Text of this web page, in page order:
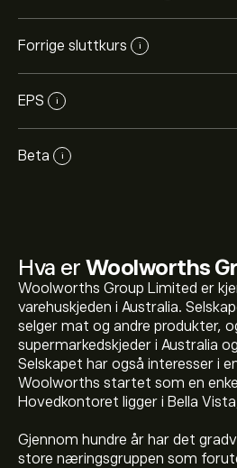
Forrige sluttkurs i
EPS i
Beta i
Hva er Woolworths
Woolworths Group Limited er
varehuskjeden i Australia.
selger mat og andre produkter,
supermarkedskjeder i Australia
Selskapet har også interesser i
Woolworths startet som en
Hovedkontoret ligger i Bella
Gjennom hundre år har det
store næringsgruppen som